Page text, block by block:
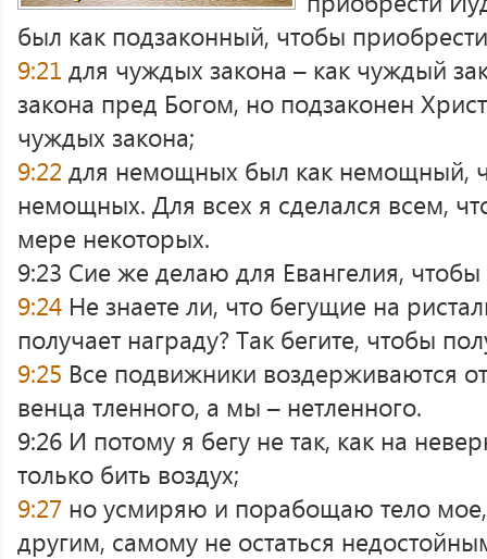
был как подзаконный, чтобы
9:21 для чуждых закона – как чуждый
закона пред Богом, но подзаконен
чуждых закона;
9:22 для немощных был как немощный,
немощных. Для всех я сделался всем,
мере некоторых.
9:23 Сие же делаю для Евангелия, чтобы
9:24 Не знаете ли, что бегущие на
получает награду? Так бегите, чтобы
9:25 Все подвижники воздерживаются
венца тленного, а мы – нетленного.
9:26 И потому я бегу не так, как на
только бить воздух;
9:27 но усмиряю и порабощаю тело
другим, самому не остаться